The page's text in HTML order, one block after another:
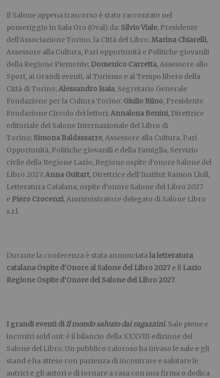
Il Salone appena trascorso è stato raccontato nel
pomeriggio in Sala Oro (Oval) da: Silvio Viale, Presidente
dell’Associazione Torino, la Città del Libro;Marina Chiarelli,
Assessore alla Cultura, Pari opportunità e Politiche giovanili
della Regione Piemonte; Domenico Carretta, Assessore allo
Sport, ai Grandi eventi, al Turismo e al Tempo libero della
Città di Torino;Alessandro Isaia, Segretario Generale
Fondazione per la Cultura Torino; Giulio Biino, Presidente
Fondazione Circolo dei lettori;Annalena Benini, Direttrice
editoriale del Salone Internazionale del Libro di
Torino; Simona Baldassarre, Assessore alla Cultura, Pari
Opportunità, Politiche giovanili e della Famiglia, Servizio
civile della Regione Lazio, Regione ospite d’onore Salone del
Libro 2027;Anna Guitart, Direttrice dell’Institut Ramon Llull,
Letteratura Catalana, ospite d’onore Salone del Libro 2027
e Piero Crocenzi, Amministratore delegato di Salone Libro
s.r.l.
Durante la conferenza è stata annunciatala letteratura
catalana Ospite d’Onore al Salone del Libro 2027 e il Lazio
Regione Ospite d’Onore del Salone del Libro 2027.
I grandi eventi diIl mondo salvato dai ragazzini. Sale piene e
incontri sold out: è il bilancio della XXXVIII edizione del
Salone del Libro. Un pubblico caloroso ha invaso le sale e gli
stand e ha atteso con pazienza di incontrare e salutare le
autrici e gli autori e di tornare a casa con una firma o dedica